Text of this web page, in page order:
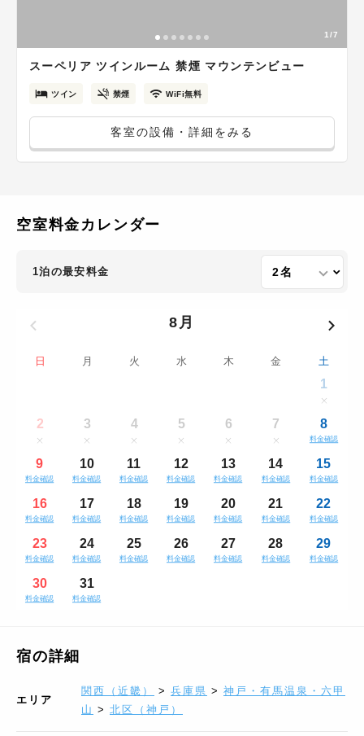
1/7
スーペリア ツインルーム 禁煙 マウンテンビュー
ツイン 禁煙 WiFi無料
客室の設備・詳細をみる
空室料金カレンダー
1泊の最安料金
8月
日 月 火 水 木 金 土
1
2 3 4 5 6 7 8
料金確認
9
料金確認
10
料金確認
11
料金確認
12
料金確認
13
料金確認
14
料金確認
15
料金確認
16
料金確認
17
料金確認
18
料金確認
19
料金確認
20
料金確認
21
料金確認
22
料金確認
23
料金確認
24
料金確認
25
料金確認
26
料金確認
27
料金確認
28
料金確認
29
料金確認
30
料金確認
31
料金確認
宿の詳細
エリア
関西（近畿） > 兵庫県 > 神戸・有馬温泉・六甲
山 > 北区（神戸）